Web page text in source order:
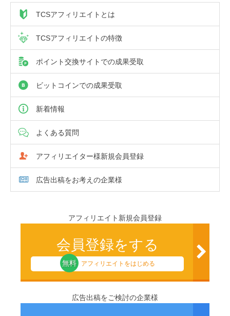
TCSアフィリエイトとは
TCSアフィリエイトの特徴
ポイント交換サイトでの成果受取
ビットコインでの成果受取
新着情報
よくある質問
アフィリエイター様新規会員登録
広告出稿をお考えの企業様
アフィリエイト新規会員登録
会員登録をする
無料 アフィリエイトをはじめる
広告出稿をご検討の企業様